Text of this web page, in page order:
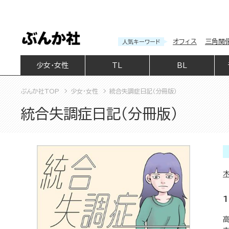
人気キーワード オフィス 三角関
少女・女性 BL
ぶんか社TOP 少女・女性 統合失調症日記（分冊版）
統合失調症日記（分冊版）